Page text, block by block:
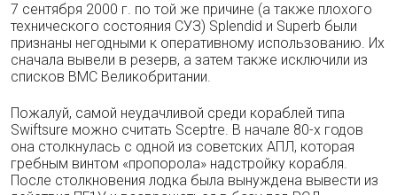
7 сентября 2000 г. по той же причине (а также плохого
технического состояния СУЗ) Splendid и Superb были
признаны негодными к оперативному использованию. Их
сначала вывели в резерв, а затем также исключили из
списков ВМС Великобритании.
Пожалуй, самой неудачливой среди кораб­лей типа
Swiftsure можно считать Sceptre. В начале 80-х годов
она столкнулась с одной из советских АПЛ, которая
гребным винтом «пропорола» надстройку корабля.
После стол­кновения лодка была вынуждена вывести из